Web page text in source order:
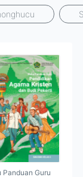
Panduan Guru